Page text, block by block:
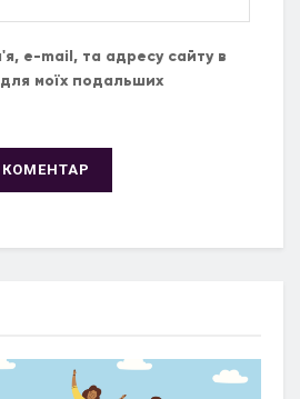
e-mail, та адресу сайту в
моїх подальших